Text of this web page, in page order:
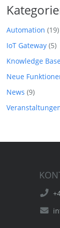
Automation (19)
IoT Gateway(5)
Knowledge
Neue
News (9)